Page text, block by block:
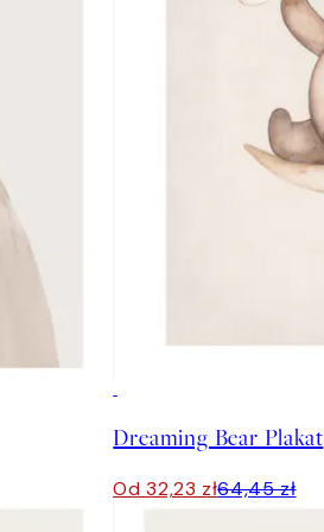
Dreaming Bear Plakat
Od 32,23 zł64,45 zł